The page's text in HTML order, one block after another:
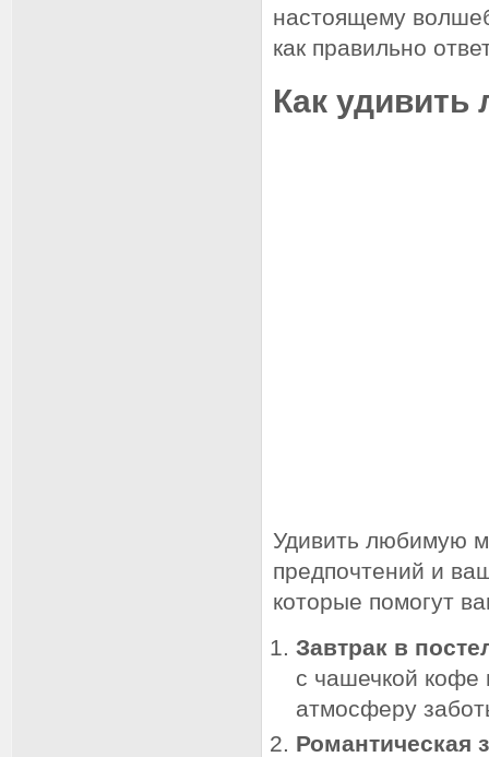
настоящему
как правильно
Как
Удивить любимую
предпочтений и
которые помогут
Завтрак в
с чашечкой кофе
атмосферу
Романтическая